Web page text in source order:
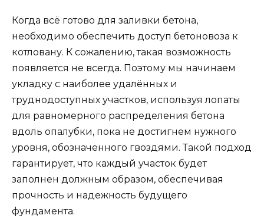
Когда всё готово для заливки бетона,
необходимо обеспечить доступ бетоновоза к
котловану. К сожалению, такая возможность
появляется не всегда. Поэтому мы начинаем
укладку с наиболее удалённых и
труднодоступных участков, используя лопаты
для равномерного распределения бетона
вдоль опалубки, пока не достигнем нужного
уровня, обозначенного гвоздями. Такой подход
гарантирует, что каждый участок будет
заполнен должным образом, обеспечивая
прочность и надежность будущего
фундамента.